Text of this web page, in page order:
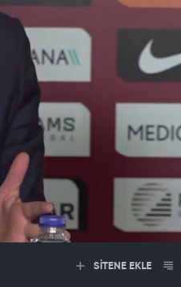
SİTENE EKLE